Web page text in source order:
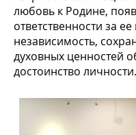
любовь к Родине,
ответственности за
независимость,
духовных ценностей
достоинство личности.